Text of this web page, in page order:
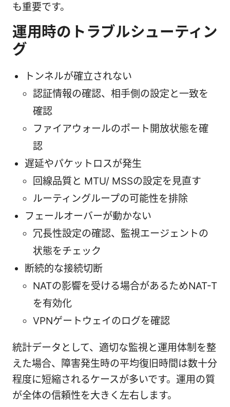
も重要です。
運用時のトラブルシューティン
グ
トンネルが確立されない
認証情報の確認、相手側の設定と一致を
確認
ファイアウォールのポート開放状態を確
認
遅延やパケットロスが発生
回線品質と MTU/ MSSの設定を見直す
ルーティングループの可能性を排除
フェールオーバーが動かない
冗長性設定の確認、監視エージェントの
状態をチェック
断続的な接続切断
NATの影響を受ける場合があるためNAT-T
を有効化
VPNゲートウェイのログを確認
統計データとして、適切な監視と運用体制を整
えた場合、障害発生時の平均復旧時間は数十分
程度に短縮されるケースが多いです。運用の質
が全体の信頼性を大きく左右します。